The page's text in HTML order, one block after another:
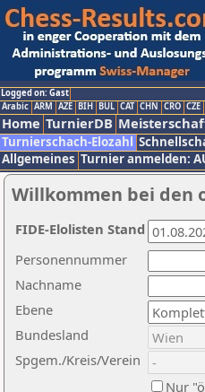
Logged on: Gast
Arabic ARM AZE BIH BUL CAT CHN CRO CZE
Home TurnierDB
Turnierschach-Elozahl
Allgemeines Turnier anmelden:
Willkommen bei den
Nachname
Ebene
Personennummer
Bundesland
Spgem./Kreis/Verein
Nur
FIDE-Elolisten Stand